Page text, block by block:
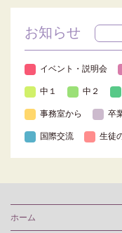
お知らせ
イベント・説明会
中１ 中２
事務室から 卒
国際交流 生徒
ホーム